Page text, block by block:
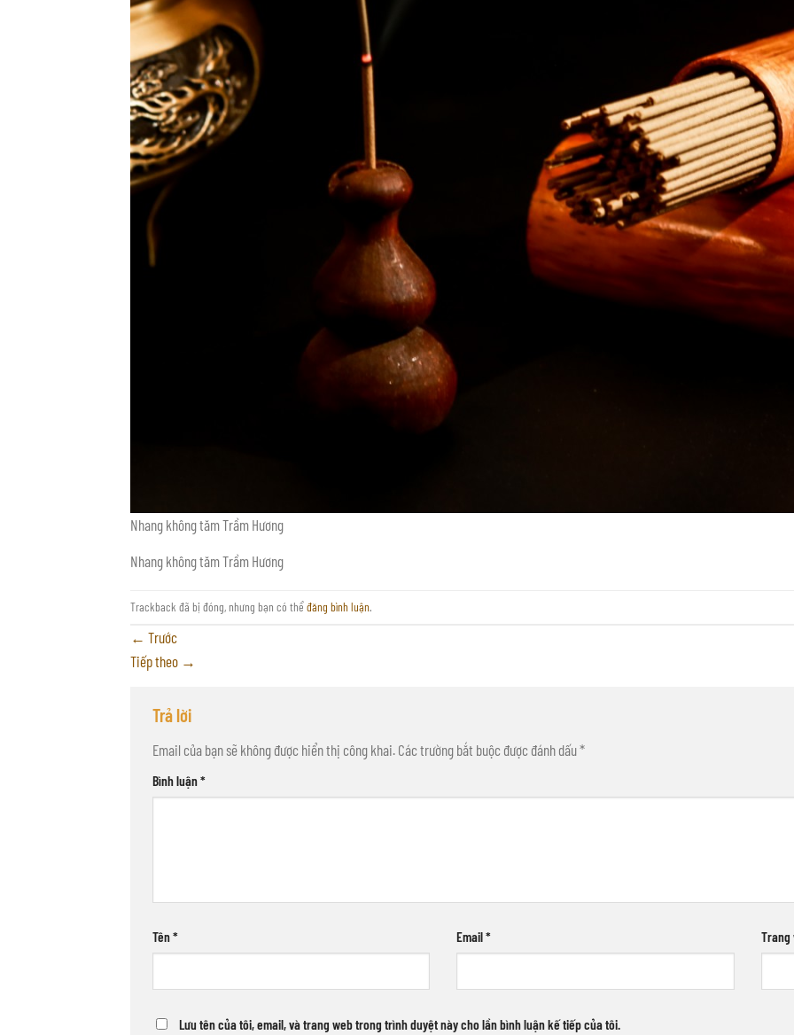
Nhang không tăm Trầm Hương
Nhang không tăm Trầm Hương
Trackback đã bị đóng, nhưng bạn có thểđăng bình luận.
← Trước
Tiếp theo →
Trả lời
Email của bạn sẽ không được hiển thị công khai. Các trường bắt buộc được đánh dấu*
Bình luận*
Tên* Email* Trang
Lưu tên của tôi, email, và trang web trong trình duyệt này cho lần bình luận kế tiếp của tôi.